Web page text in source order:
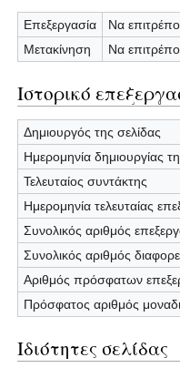
Επεξεργασία
Να
Μετακίνηση
Να
Ιστορικό
Δημιουργός της σελίδας
Ημερομηνία δημιουργίας
Τελευταίος συντάκτης
Ημερομηνία τελευταίας
Συνολικός αριθμός
Συνολικός αριθμός
Αριθμός πρόσφατων
Πρόσφατος αριθμός
Ιδιότητες σελίδας